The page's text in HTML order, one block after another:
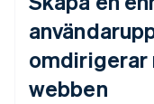
omdirigerar
webben